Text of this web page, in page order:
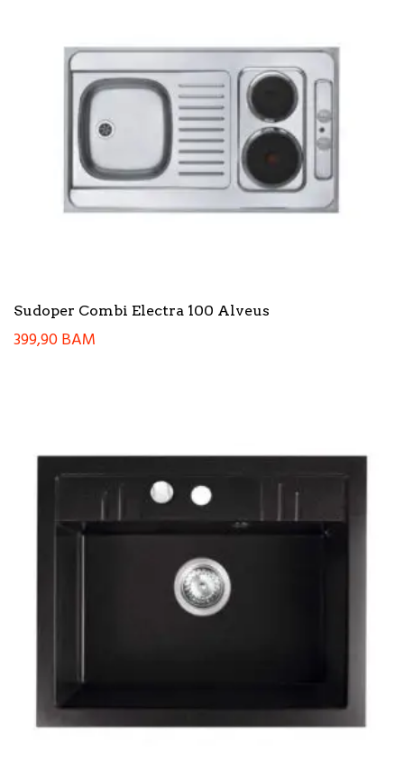
Sudoper Combi Electra 100 Alveus
399,90BAM